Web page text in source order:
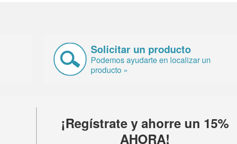
Solicitar un producto
Podemos ayudarte en localizar un
producto »
¡Regístrate y ahorre un 15%
AHORA!